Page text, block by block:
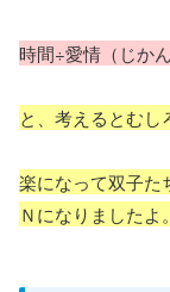
時間÷愛情（じか
と、考えるとむし
楽になって双子た
Ｎになりましたよ。